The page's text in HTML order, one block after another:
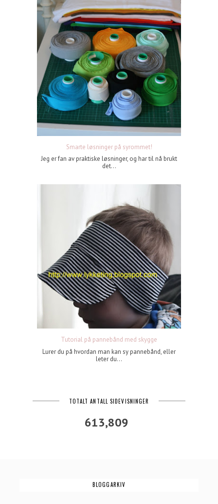
Smarte løsninger på syrommet!
Jeg er fan av praktiske løsninger, og har til nå brukt
det...
Tutorial på pannebånd med skygge
Lurer du på hvordan man kan sy pannebånd, eller
leter du...
TOTALT ANTALL SIDEVISNINGER
613,809
BLOGGARKIV